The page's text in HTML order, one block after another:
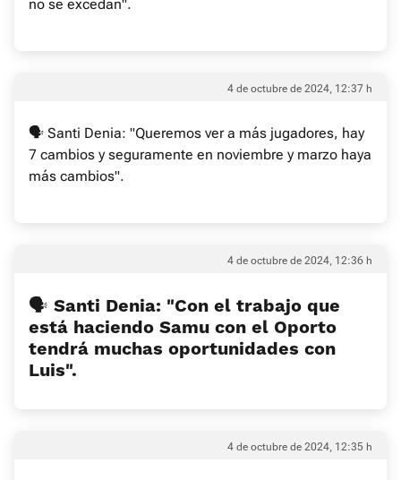
no se excedan".
4 de octubre de 2024, 12:37 h
🗣 Santi Denia: "Queremos ver a más jugadores, hay
7 cambios y seguramente en noviembre y marzo haya
más cambios".
4 de octubre de 2024, 12:36 h
🗣 Santi Denia: "Con el trabajo que
está haciendo Samu con el Oporto
tendrá muchas oportunidades con
Luis".
4 de octubre de 2024, 12:35 h